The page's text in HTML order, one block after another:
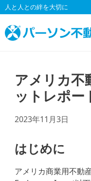
コ
ン
テ
ン
人と人との絆を大切に
アメリカ不
ットレポー
2023年11月3日
はじめに
アメリカ商業用不動